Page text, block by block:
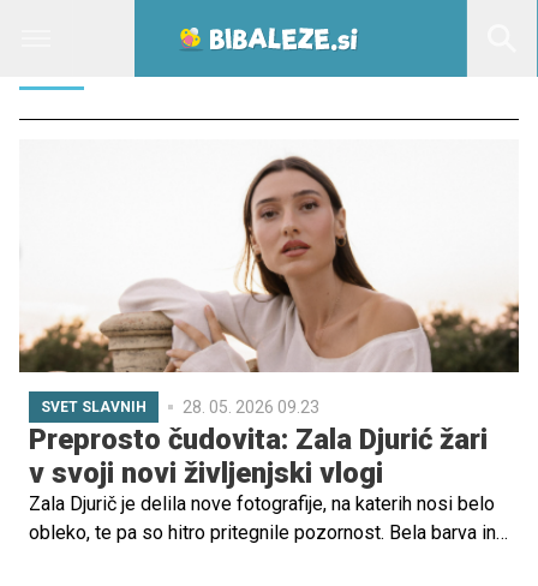
SVET SLAVNIH 28. 05. 2026 09.23
Preprosto čudovita: Zala Djurić žari
v svoji novi življenjski vlogi
Zala Djurič je delila nove fotografije, na katerih nosi belo
obleko, te pa so hitro pritegnile pozornost. Bela barva in